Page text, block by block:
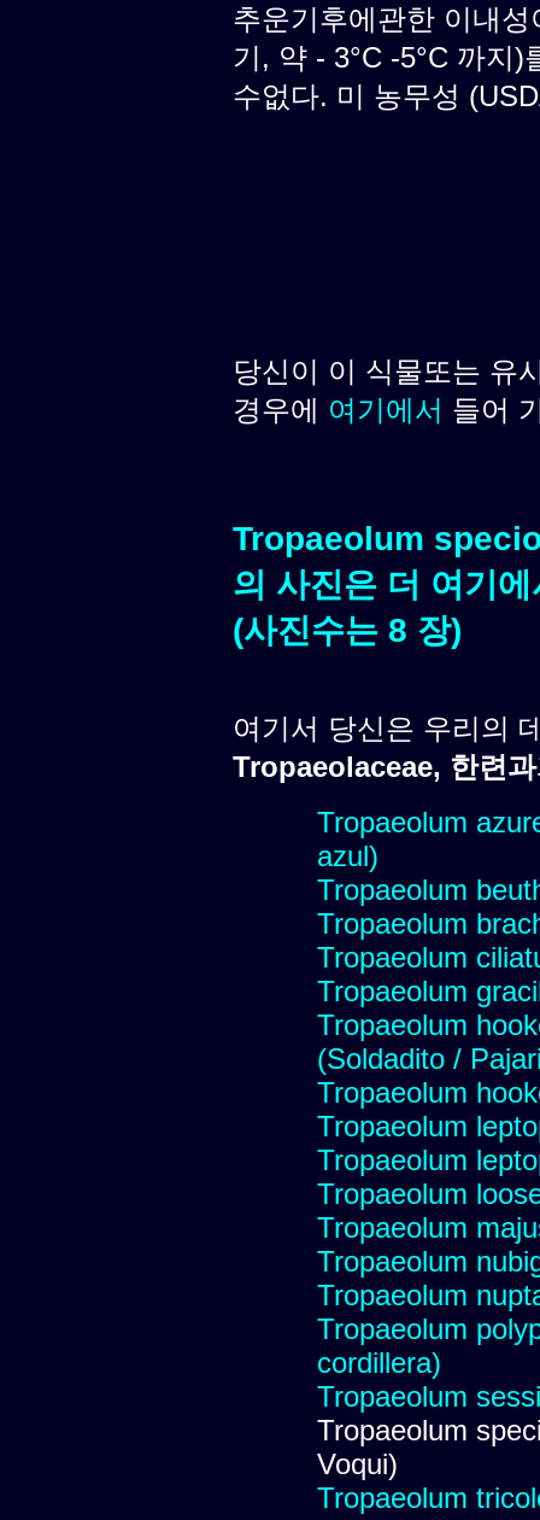
추운기후에관한 이내
기, 약 - 3°C -5°C 까지
수없다. 미 농무성
당신이 이 식물또는 유
경우에 여기에서 들어
Tropaeolum
의 사진은 더 여기
(사진수는 8 장)
여기서 당신은 우리의
Tropaeolaceae, 한련과
Tropaeolum
azul)
Tropaeolum
Tropaeolum
Tropaeolum
Tropaeolum
Tropaeolum
(Soldadito /
Tropaeolum
Tropaeolum
Tropaeolum
Tropaeolum
Tropaeolum
Tropaeolum
Tropaeolum
Tropaeolum
cordillera)
Tropaeolum
Tropaeolum
Voqui)
Tropaeolum